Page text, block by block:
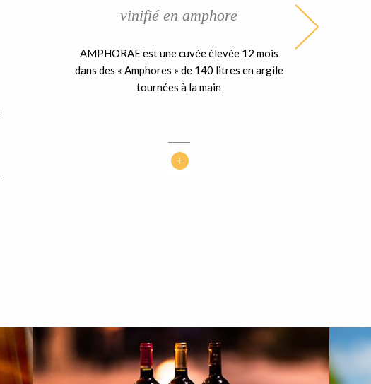
vinifié en amphore
AMPHORAE est une cuvée élevée 12 mois
dans des « Amphores » de 140 litres en argile
tournées à la main